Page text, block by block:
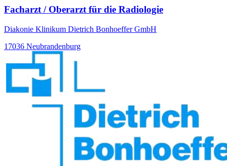
Facharzt / Oberarzt für die Radiologie
Diakonie Klinikum Dietrich Bonhoeffer GmbH
17036 Neubrandenburg